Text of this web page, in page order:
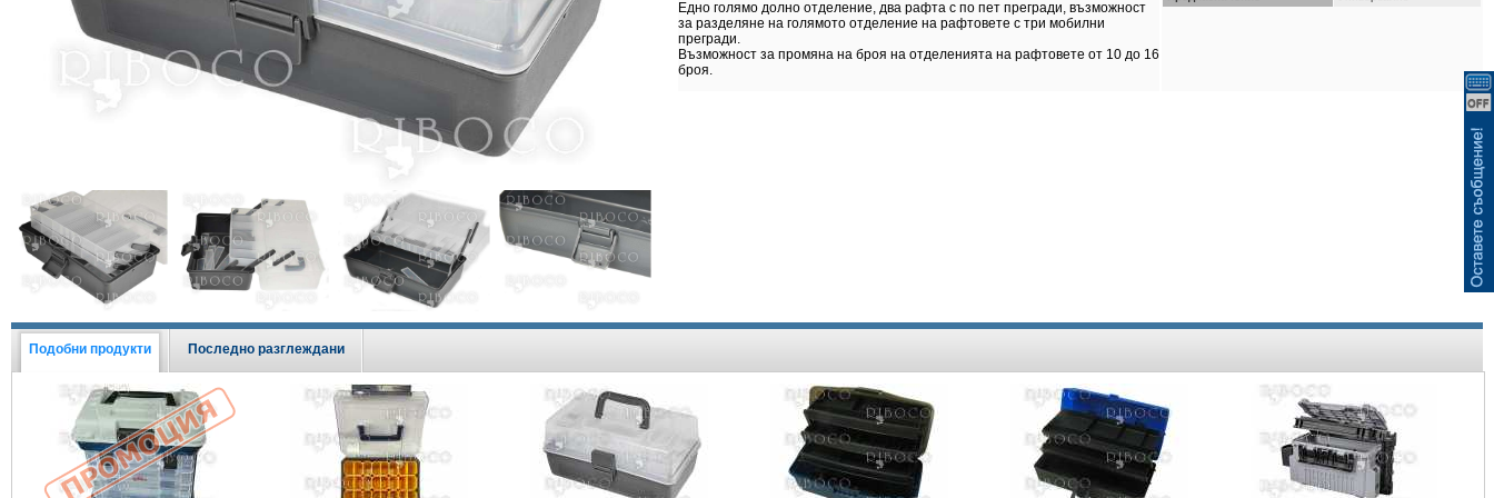
Виж всички Промоции
Едно голямо долно отделение, два рафта с по пет прегради, възможност
за разделяне на голямото отделение на рафтовете с три мобилни
прегради.
Възможност за промяна на броя на отделенията на рафтовете от 10 до 16
броя.
Подобни продукти Последно разглеждани